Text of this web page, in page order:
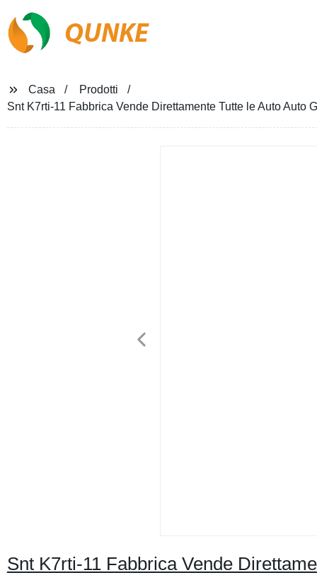
QUNKE
Casa
Prodotti
Snt K7rti-11 Fabbrica Vende Direttamente Tutte le Auto
Snt K7rti-11 Fabbrica Vende